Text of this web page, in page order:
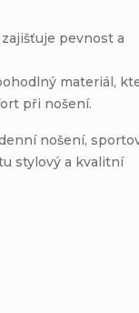
pevnost a
materiál,
při nošení.
nošení,
stylový a kvalitní